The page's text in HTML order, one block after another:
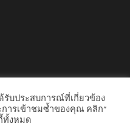
ไทย:กรุงเทพ·เชียงใหม่·
อยุธยา·
รับประสบการณ์ที่เกี่ยวข้อง
ารเข้าชมซ้ำของคุณ คลิก“
ทั้งหมด